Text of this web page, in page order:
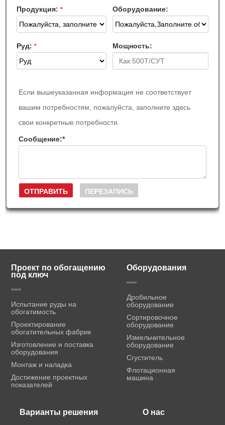
Продукция:* Оборудование:
Руд:* Мощность:
Если вышеуказанная информация не соответствует
вашим потребностям, пожалуйста, заполните здесь
свои конкретные потребности.
Сообщение:*
Проект по обогащению
под ключ
Испытание руды на
обогатимость
Проектирование
обогатительных фабрик
Изготовление и поставка
оборудования
Монтаж и наладка
Достижение проектных
показателей
Оборудования
Дробильное
оборудование
Сортировочное
оборудование
Измельчительное
оборудование
Сгуститель
Флотационная
машина
Варианты решения О нас